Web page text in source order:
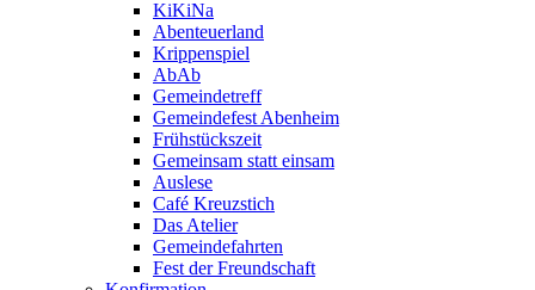
KiKiNa
Abenteuerland
Krippenspiel
AbAb
Gemeindetreff
Gemeindefest Abenheim
Frühstückszeit
Gemeinsam statt einsam
Auslese
Café Kreuzstich
Das Atelier
Gemeindefahrten
Fest der Freundschaft